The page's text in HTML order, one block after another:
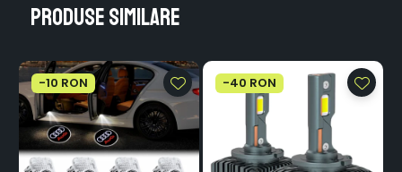
Produse similare
-10 RON -40 RON